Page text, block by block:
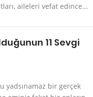
aileleri vefat edince...
11 Sevgi
yadsınamaz bir gerçek